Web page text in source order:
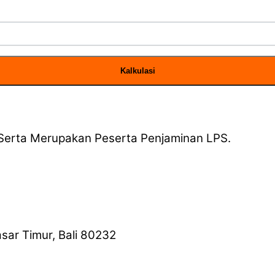
Kalkulasi
Merupakan Peserta Penjaminan LPS.
Timur, Bali 80232